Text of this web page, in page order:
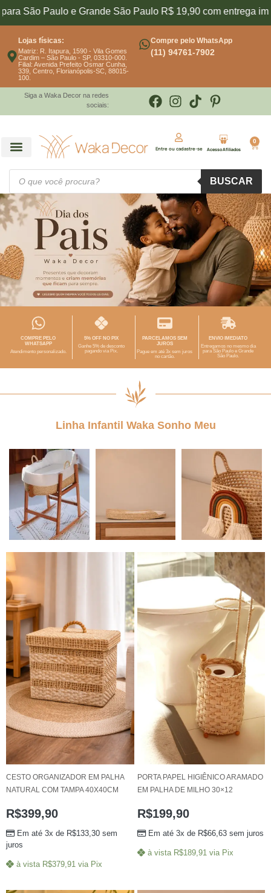
e Grande São Paulo R$ 19,90 com entrega imediata
Lojas físicas:
Matriz: R. Itapura, 1590 - Vila Gomes
Cardim – São Paulo - SP, 03310-000.
Filial: Avenida Prefeito Osmar Cunha,
339, Centro, Florianópolis-SC, 88015-
100.
Compre pelo WhatsApp
(11) 94761-7902
Siga a Waka Decor na redes
sociais:
Entre ou cadastre-se Acesso Afiliados
0
BUSCAR
BUSCAR
COMPRE PELO
WHATSAPP
Atendimento personalizado.
5% OFF NO PIX
Ganhe 5% de desconto
pagando via Pix.
PARCELAMOS SEM
JUROS
Pague em até 3x sem juros
no cartão.
ENVIO IMEDIATO
Entregamos no mesmo dia
para São Paulo e Grande
São Paulo.
Linha Infantil Waka Sonho Meu
CESTO ORGANIZADOR EM PALHA
NATURAL COM TAMPA 40X40CM
R$399,90
Em até 3x de R$133,30 sem
juros
à vista R$379,91 via Pix
PORTA PAPEL HIGIÊNICO ARAMADO
EM PALHA DE MILHO 30×12
R$199,90
Em até 3x de R$66,63sem juros
à vista R$189,91 via Pix